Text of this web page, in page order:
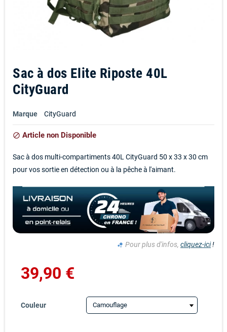
Sac à dos Elite Riposte 40L
CityGuard
Marque CityGuard
block Article non Disponible
Sac à dos multi-compartiments 40L CityGuard 50 x 33 x 30 cm
pour vos sortie en détection ou à la pêche à l'aimant.
bubble_chart Pour plus d'infos, cliquez-ici!
39,90 €
Couleur